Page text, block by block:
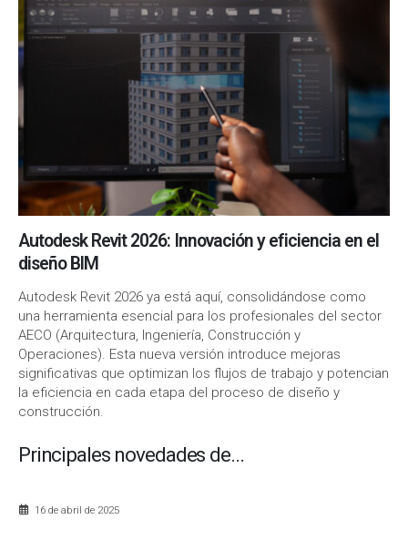
Autodesk Revit 2026: Innovación y eficiencia en el
diseño BIM
Autodesk Revit 2026 ya está aquí, consolidándose como
una herramienta esencial para los profesionales del sector
AECO (Arquitectura, Ingeniería, Construcción y
Operaciones). Esta nueva versión introduce mejoras
significativas que optimizan los flujos de trabajo y potencian
la eficiencia en cada etapa del proceso de diseño y
construcción.
Principales novedades de...
16 de abril de 2025